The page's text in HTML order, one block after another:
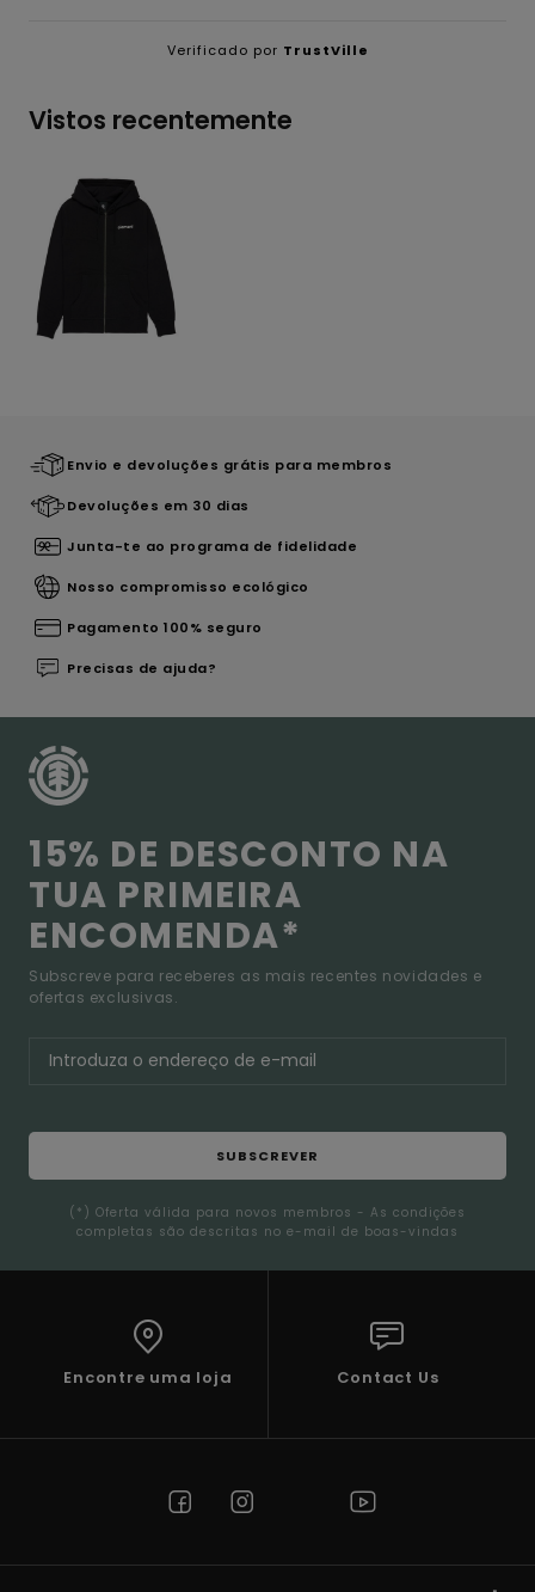
Verificado por TrustVille
Vistos recentemente
Envio e devoluções grátis para membros
Devoluções em 30 dias
Junta-te ao programa de fidelidade
Nosso compromisso ecológico
Pagamento 100% seguro
Precisas de ajuda?
15% DE DESCONTO NA
TUA PRIMEIRA
ENCOMENDA*
Subscreve para receberes as mais recentes novidades e
ofertas exclusivas.
SUBSCREVER
(*) Oferta válida para novos membros - As condições
completas são descritas no e-mail de boas-vindas
Encontre uma loja Contact Us